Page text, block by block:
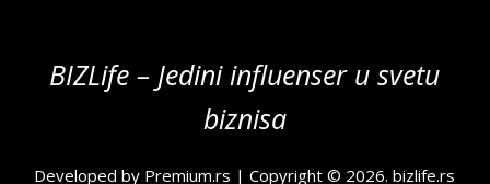
BIZLife – Jedini influenser u svetu
biznisa
Developed by Premium.rs | Copyright © 2026.bizlife.rs